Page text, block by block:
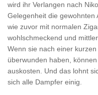
wird ihr Verlangen nach
Gelegenheit die gewohnten
wie zuvor mit normalen
wohlschmeckend und
Wenn sie nach einer
überwunden haben,
auskosten. Und das lohnt
sich alle Dampfer einig.